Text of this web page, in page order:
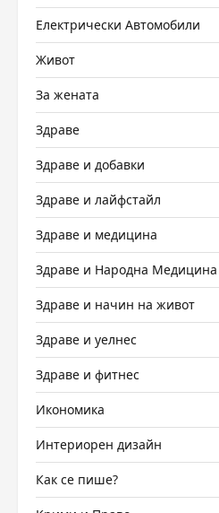
Електрически Автомобили
Живот
За жената
Здраве
Здраве и добавки
Здраве и лайфстайл
Здраве и медицина
Здраве и Народна Медицина
Здраве и начин на живот
Здраве и уелнес
Здраве и фитнес
Икономика
Интериорен дизайн
Как се пише?